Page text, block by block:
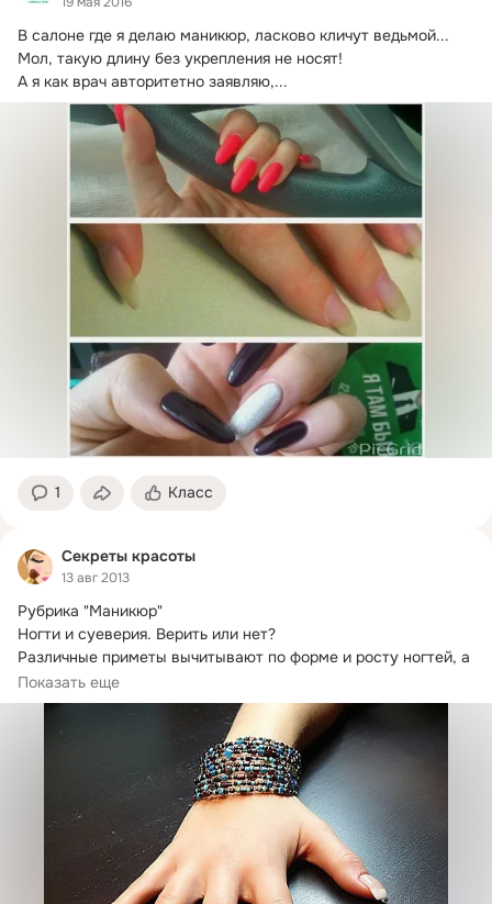
В салоне где я делаю маникюр, ласково кличут ведьмой...
Мол, такую длину без укрепления не носят!
А я как врач авторитетно заявляю,...
1 Класс
Секреты красоты
13 авг 2013
Рубрика "Маникюр"
Ногти и суеверия. Верить или нет?
Различные приметы вычитывают по форме и росту ногтей, а
также по маленьким белым точкам, которые время от
времени появляются под их поверхностью.
Показать еще